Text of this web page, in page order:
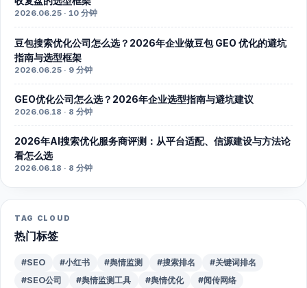
2026.06.25 · 10 分钟
豆包搜索优化公司怎么选？2026年企业做豆包 GEO 优化的避坑
指南与选型框架
2026.06.25 · 9 分钟
GEO优化公司怎么选？2026年企业选型指南与避坑建议
2026.06.18 · 8 分钟
2026年AI搜索优化服务商评测：从平台适配、信源建设与方法论
看怎么选
2026.06.18 · 8 分钟
TAG CLOUD
热门标签
#SEO #小红书 #舆情监测 #搜索排名
#关键词排名
#SEO公司
#舆情监测工具 #舆情优化
#闻传网络